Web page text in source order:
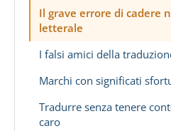
Il grave errore di cadere
letterale
I falsi amici della
Marchi con significati
Tradurre senza tenere
caro